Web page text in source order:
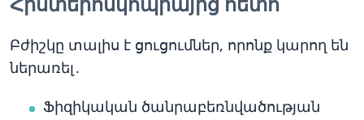
Բժիշկը տալիս է ցուցումներ, որոնք կարող են
ներառել․
Ֆիզիկական ծանրաբեռնվածության